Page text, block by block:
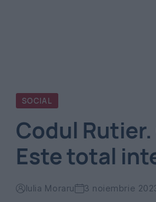
SOCIAL
Codul
Este total
Iulia Moraru 3 noiembrie